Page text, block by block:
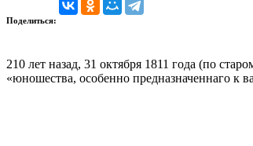
Поделиться:
210 лет назад, 31 октября 1811 года (по
«юношества, особенно предназначеннаго к